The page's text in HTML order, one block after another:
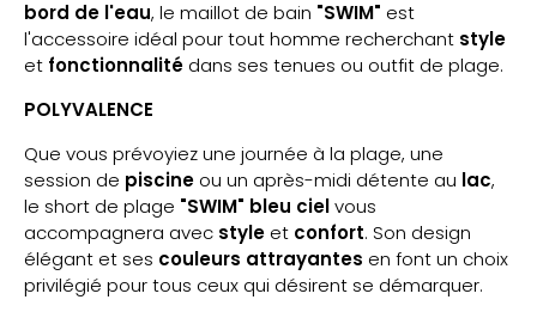
bord de l'eau, le maillot de bain "SWIM" est
l'accessoire idéal pour tout homme recherchant style
et fonctionnalité dans ses tenues ou outfit de plage.
POLYVALENCE
Que vous prévoyiez une journée à la plage, une
session de piscine ou un après-midi détente au lac,
le short de plage "SWIM" bleu cielvous
accompagnera avec style et confort. Son design
élégant et ses couleurs attrayantes en font un choix
privilégié pour tous ceux qui désirent se démarquer.